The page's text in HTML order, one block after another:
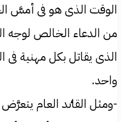
الوقت الذی هو فی أمسَّ
من الدعاء الخالص لوجه
الذی يقاتل بكل مهنية
واحد.
-ومثل القاٸد العام